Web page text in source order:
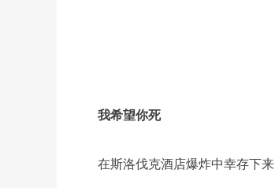
我希望你死
在斯洛伐克酒店爆炸中幸存下来